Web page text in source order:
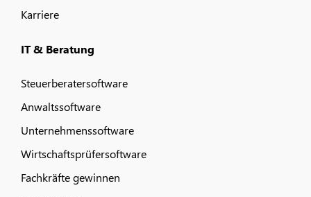
Karriere
IT & Beratung
Steuerberatersoftware
Anwaltssoftware
Unternehmenssoftware
Wirtschaftsprüfersoftware
Fachkräfte gewinnen